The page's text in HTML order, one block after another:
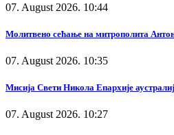
07. August 2026. 10:44
Молитвено сећање на митрополита
07. August 2026. 10:35
Мисија Свети Никола Епархије
07. August 2026. 10:27